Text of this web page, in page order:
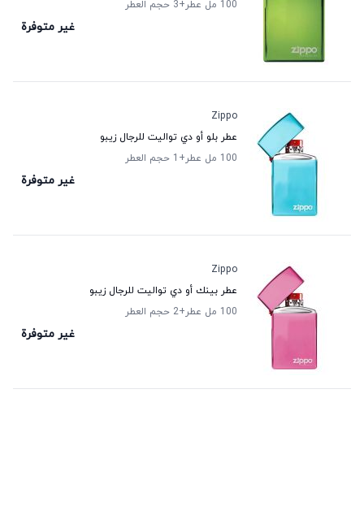
100 مل عطر
+3 حجم العطر
غير متوفرة
Zippo
عطر بلو أو دي تواليت للرجال زيبو
100 مل عطر
+1 حجم العطر
غير متوفرة
Zippo
عطر بينك أو دي تواليت للرجال زيبو
100 مل عطر
+2 حجم العطر
غير متوفرة